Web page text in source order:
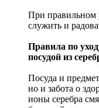
При правильном
служить и
Правила по
посудой из
Посуда и
но и забота о
ионы серебра